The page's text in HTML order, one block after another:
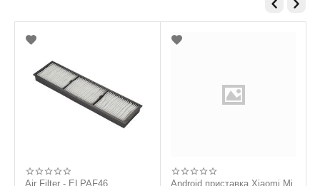
Air Filter - ELPAF46 Android приставка Xiaomi Mi